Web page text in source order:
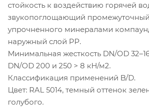
стойкость к воздействию горячей
звукопоглощающий
упрочненного минералами
наружный слой PP.
Минимальная жесткость DN/OD
DN/OD 200 и 250 > 8 кН/м2.
Классификация применений B/D.
Цвет: RAL 5014, темный оттенок
голубого.